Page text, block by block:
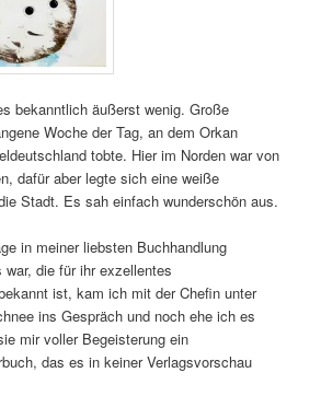
bekanntlich äußerst wenig. Große
Woche der Tag, an dem Orkan
tobte. Hier im Norden war von
dafür aber legte sich eine weiße
Stadt. Es sah einfach wunderschön aus.
in meiner liebsten Buchhandlung
die für ihr exzellentes
ist, kam ich mit der Chefin unter
ins Gespräch und noch ehe ich es
mir voller Begeisterung ein
das es in keiner Verlagsvorschau